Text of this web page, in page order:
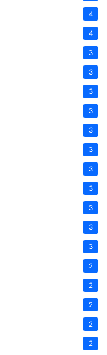
4
4
3
3
3
3
3
3
3
3
3
3
3
2
2
2
2
2